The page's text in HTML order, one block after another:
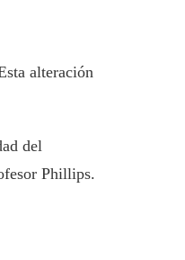
alteración
del
Phillips.